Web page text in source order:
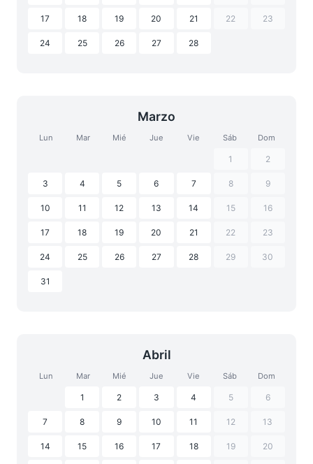
17 18 19 20 21 22 23
24 25 26 27 28
Marzo
Lun Mar Mié Jue Vie Sáb Dom
1 2
3 4 5 6 7 8 9
10 11 12 13 14 15 16
17 18 19 20 21 22 23
24 25 26 27 28 29 30
31
Abril
Lun Mar Mié Jue Vie Sáb Dom
1 2 3 4 5 6
7 8 9 10 11 12 13
14 15 16 17 18 19 20